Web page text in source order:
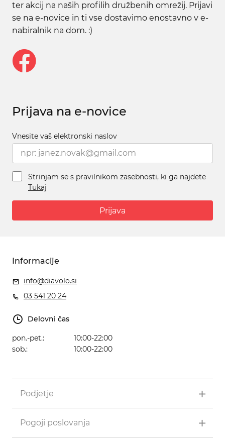
ter akcij na naših profilih družbenih omrežij. Prijavi
se na e-novice in ti vse dostavimo enostavno v e-
nabiralnik na dom. :)
Prijava na e-novice
Vnesite vaš elektronski naslov
Strinjam se s pravilnikom zasebnosti, ki ga najdete
Tukaj
Prijava
Informacije
info@diavolo.si
03 541 20 24
Delovni čas
pon.-pet.:
10:00-22:00
sob.:
10:00-22:00
Podjetje
Pogoji poslovanja